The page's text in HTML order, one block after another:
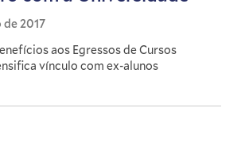
2017
aos Egressos de Cursos
vínculo com ex-alunos